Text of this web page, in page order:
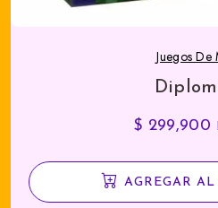
Juegos De
$ 299,900
AGREGAR